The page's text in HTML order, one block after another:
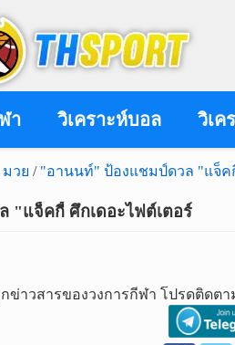
า วิเคราะห์บอล วิเค
วย / "อานนท์" ป้องแชมป์ดวล "แจ็ค
"แจ็คกี้ ศึกเดอะไฟต์เตอร์
ข่าวสารของวงการกีฬา โปรดติดตา